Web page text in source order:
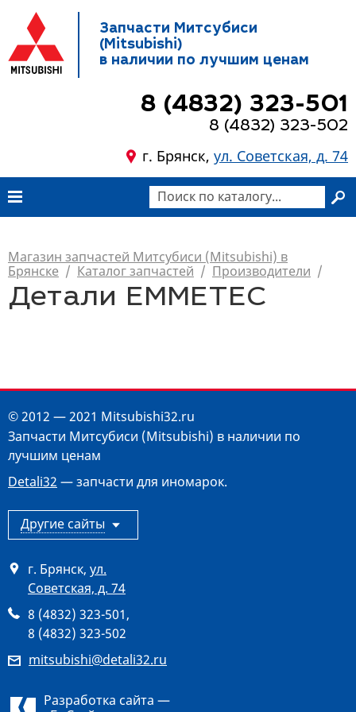
Запчасти Митсубиси
(Mitsubishi)
в наличии по лучшим ценам
8 (4832) 323-501
8 (4832) 323-502
г. Брянск, ул. Советская, д. 74
Магазин запчастей Митсубиси (Mitsubishi) в
Брянске / Каталог запчастей / Производители /
Детали EMMETEC
© 2012 — 2021 Mitsubishi32.ru
Запчасти Митсубиси (Mitsubishi) в наличии по
лучшим ценам
Detali32 — запчасти для иномарок.
Другие сайты
г. Брянск, ул.
Советская, д. 74
8 (4832) 323-501,
8 (4832) 323-502
mitsubishi@detali32.ru
Разработка сайта —